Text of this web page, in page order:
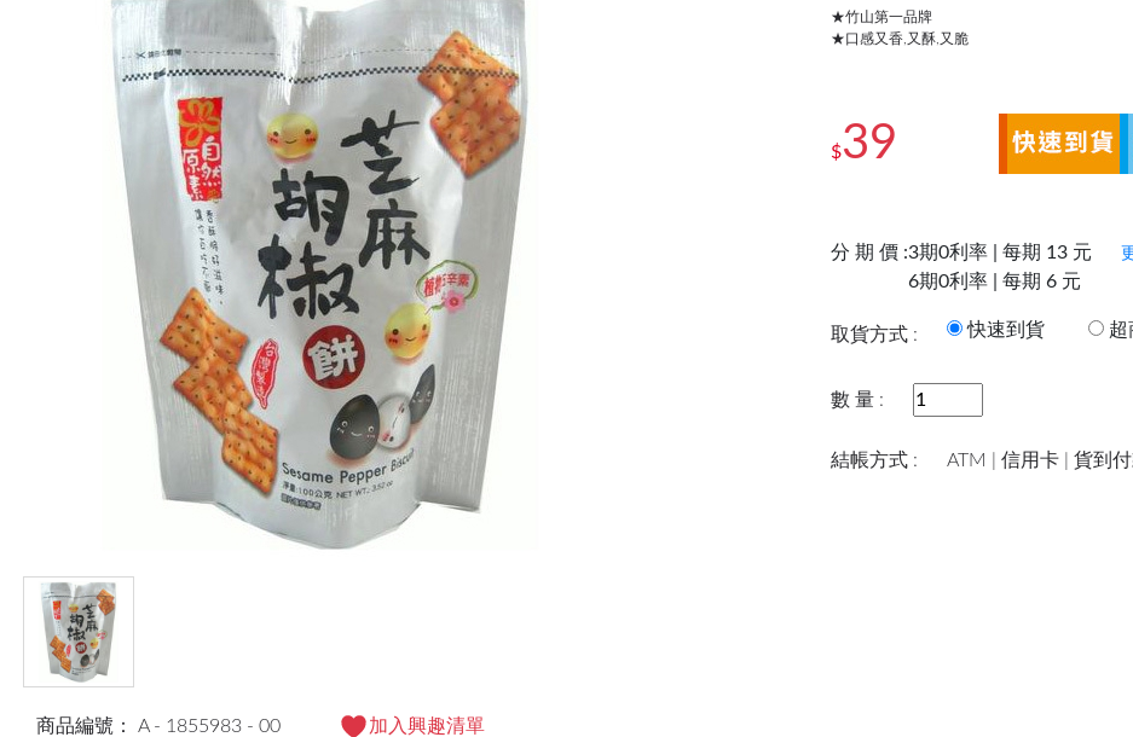
商品編號： A - 1855983 - 00 加入興趣清單
★竹山第一品牌
★口感又香,又酥,又脆
$39
分 期 價 :3期0利率 | 每期 13 元
6期0利率 | 每期 6 元
取貨方式 : 快速到貨 超
數 量 :
結帳方式 : ATM | 信用卡 | 貨到